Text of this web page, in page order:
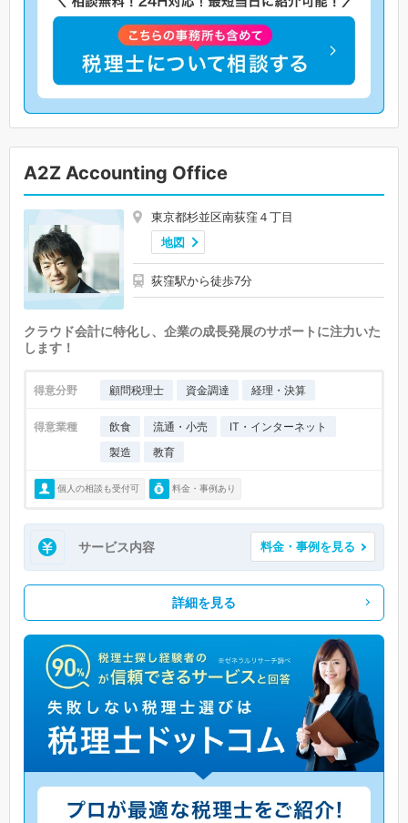
A2Z Accounting Office
東京都杉並区南荻窪４丁目
地図
荻窪駅から徒歩7分
クラウド会計に特化し、企業の成長発展のサポートに注力いた
します！
得意分野 顧問税理士 資金調達 経理・決算
得意業種 飲食 流通・小売
IT・インターネット
製造
教育
個人の相談も受付可 料金・事例あり
サービス内容 料金・事例を見る
詳細を見る